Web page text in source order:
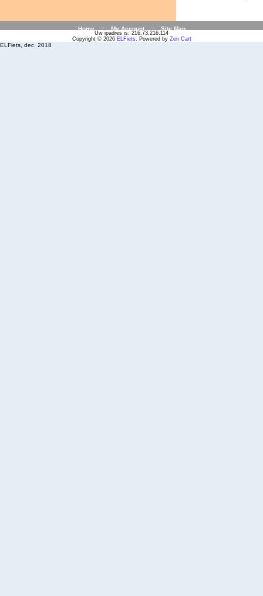
Home :: My Account :: Site Map
Uw ipadres is: 216.73.216.114
Copyright © 2026 ELFiets. Powered by Zen Cart
ELFiets, dec. 2018